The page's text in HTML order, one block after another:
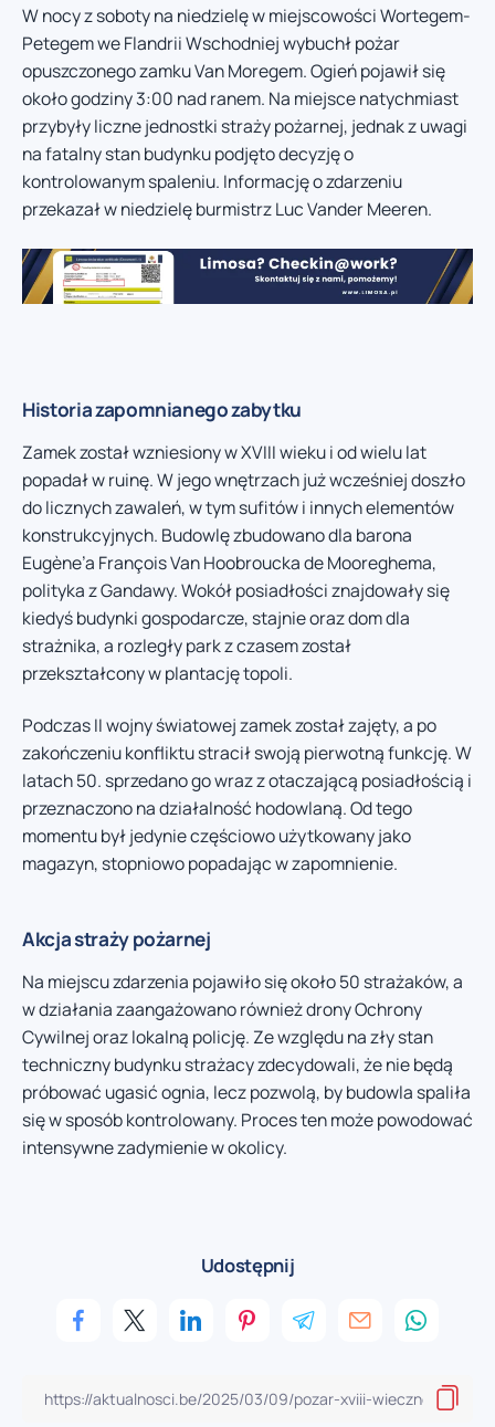
W nocy z soboty na niedzielę w miejscowości Wortegem-
Petegem we Flandrii Wschodniej wybuchł pożar
opuszczonego zamku Van Moregem. Ogień pojawił się
około godziny 3:00 nad ranem. Na miejsce natychmiast
przybyły liczne jednostki straży pożarnej, jednak z uwagi
na fatalny stan budynku podjęto decyzję o
kontrolowanym spaleniu. Informację o zdarzeniu
przekazał w niedzielę burmistrz Luc Vander Meeren.
Historia zapomnianego zabytku
Zamek został wzniesiony w XVIII wieku i od wielu lat
popadał w ruinę. W jego wnętrzach już wcześniej doszło
do licznych zawaleń, w tym sufitów i innych elementów
konstrukcyjnych. Budowlę zbudowano dla barona
Eugène’a François Van Hoobroucka de Mooreghema,
polityka z Gandawy. Wokół posiadłości znajdowały się
kiedyś budynki gospodarcze, stajnie oraz dom dla
strażnika, a rozległy park z czasem został
przekształcony w plantację topoli.
Podczas II wojny światowej zamek został zajęty, a po
zakończeniu konfliktu stracił swoją pierwotną funkcję. W
latach 50. sprzedano go wraz z otaczającą posiadłością i
przeznaczono na działalność hodowlaną. Od tego
momentu był jedynie częściowo użytkowany jako
magazyn, stopniowo popadając w zapomnienie.
Akcja straży pożarnej
Na miejscu zdarzenia pojawiło się około 50 strażaków, a
w działania zaangażowano również drony Ochrony
Cywilnej oraz lokalną policję. Ze względu na zły stan
techniczny budynku strażacy zdecydowali, że nie będą
próbować ugasić ognia, lecz pozwolą, by budowla spaliła
się w sposób kontrolowany. Proces ten może powodować
intensywne zadymienie w okolicy.
Udostępnij